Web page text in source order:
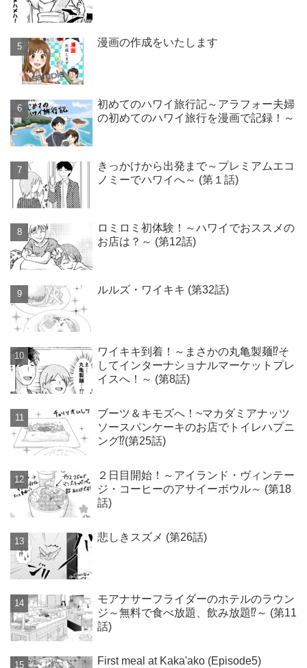
漫画の作成をいたします
初めてのハワイ旅行記～アラフォー夫婦
の初めてのハワイ旅行を漫画で記録！～
きっかけから出発まで～プレミアムエコ
ノミーでハワイへ～ (第１話)
ロミロミ初体験！～ハワイでおススメの
お店は？～ (第12話)
ルルズ・ワイキキ (第32話)
ワイキキ到着！～まさかの丸亀製麺⁉そ
してインターナショナルマーケットプレ
イスへ！～ (第8話)
ブーツ＆キモズへ！~マカダミアナッツ
ソースパンケーキのお店でトイレハプニ
ング⁉(第25話)
２日目開始！～アイランド・ヴィンテー
ジ・コーヒーのアサイーボウル～ (第18
話)
悲しきスズメ (第26話)
モアナサーフライダーのホテルのラウン
ジ～無料で食べ放題、飲み放題⁉～ (第11
話)
First meal at Kaka'ako (Episode5)